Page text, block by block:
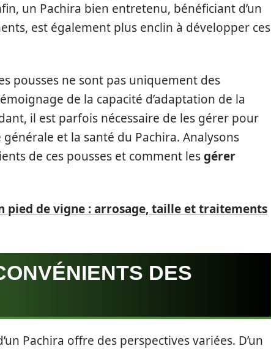
un Pachira bien entretenu, bénéficiant d’un
est également plus enclin à développer ces
pousses ne sont pas uniquement des
de la capacité d’adaptation de la
il est parfois nécessaire de les gérer pour
générale et la santé du Pachira. Analysons
de ces pousses et comment lesgérer
pied de vigne : arrosage, taille et traitements
DES
Pachira offre des perspectives variées. D’un